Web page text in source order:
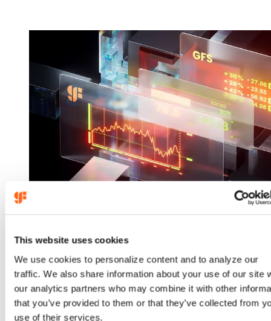
This website uses cookies
We use cookies to personalize content and to analyze our
traffic. We also share information about your use of our site
our analytics partners who may combine it with other
that you’ve provided to them or that they’ve collected from
use of their services.
格罗方德公布2026年第二季度
财务业绩
了解更多：
（在